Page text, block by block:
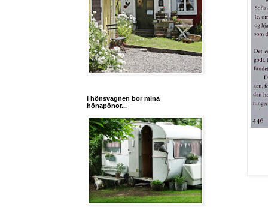
I hönsvagnen bor mina
hönapönor...